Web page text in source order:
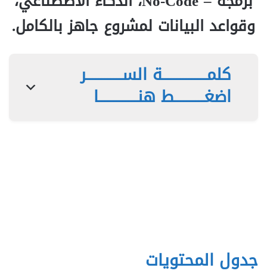
وقواعد البيانات لمشروع جاهز بالكامل.
كلمـــــــــــــــة الســــــــــــر
اضغــــــــــط هنـــــــــــــا
جدول المحتويات